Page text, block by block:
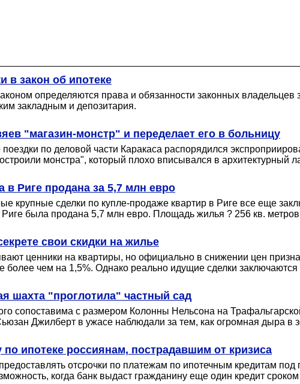
в закон об ипотеке
определяются права и обязанности законных
закладным и депозитария.
"магазин-монстр" и переделает его в больницу
по деловой части Каракаса распорядился
монстра", который плохо вписывался в архитектурный
в Риге продана за 5,7 млн евро
крупные сделки по купле-продаже квартир в Риге все еще
Риге была продана 5,7 млн евро. Площадь жилья ? 256 кв.
свои скидки на жилье
ценники на квартиры, но официально в снижении цен
более чем на 1,5%. Однако реально идущие сделки
шахта "проглотила" частный сад
сопоставима с размером Колонны Нельсона на
Джилберт в ужасе наблюдали за тем, как огромная дыра в
по ипотеке россиянам, пострадавшим от кризиса
отсрочки по платежам по ипотечным кредитам
когда банк выдаст гражданину еще один кредит